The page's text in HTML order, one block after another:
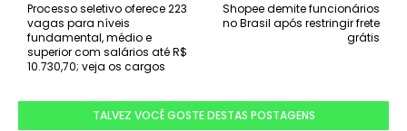
Shopee demite funcionários
no Brasil após restringir frete
grátis
Processo seletivo oferece 223
vagas para níveis
fundamental, médio e
superior com salários até R$
10.730,70; veja os cargos
TALVEZ VOCÊ GOSTE DESTAS POSTAGENS